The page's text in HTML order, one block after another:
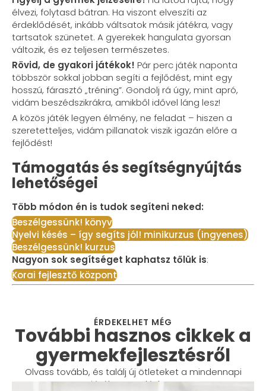
élvezi, folytasd bátran. Ha viszont elveszíti az
érdeklődését, inkább váltsatok másik játékra, vagy
tartsatok szünetet. A gyerekek hangulata gyorsan
változik, és ez teljesen természetes.
Rövid, de gyakori játékok! Pár perc játék naponta
többször sokkal jobban segíti a fejlődést, mint egy
hosszú, fárasztó „tréning”. Gondolj rá úgy, mint apró,
vidám beszédszikrákra, amikből idővel láng lesz!
A közös játék legyen élmény, ne feladat – hiszen a
szeretetteljes, vidám pillanatok viszik igazán előre a
fejlődést!
Támogatás és segítségnyújtás
lehetőségei
Több módon én is tudok segíteni neked:
Beszélgessünk! könyv
Nyelvi késés – így segíts jól! minikurzus (ingyenes)
Beszélgessünk! kurzus
Nagyon sok segítséget kaphatsz tőlük is:
Korai fejlesztő központ
ÉRDEKELHET MÉG
További hasznos cikkek a
gyermekfejlesztésről
Olvass tovább, és találj új ötleteket a mindennapi
játékos tanuláshoz!